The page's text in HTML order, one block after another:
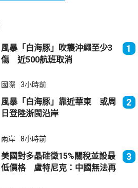
風暴「白海豚」吹襲沖繩至少3
傷 近500航班取消
1
國際 3小時前
風暴「白海豚」靠近華東 或周
日登陸浙閩沿岸
2
兩岸 8小時前
美國對多晶硅徵15%關稅並設最
低價格 盧特尼克：中國無法再
3